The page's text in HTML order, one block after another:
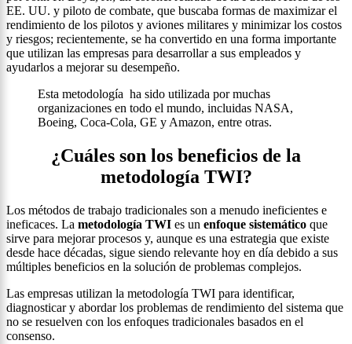
EE. UU. y piloto de combate, que buscaba formas de maximizar el
rendimiento de los pilotos y aviones militares y minimizar los costos
y riesgos; recientemente, se ha convertido en una forma importante
que utilizan las empresas para desarrollar a sus empleados y
ayudarlos a mejorar su desempeño.
Esta metodología ha sido utilizada por muchas
organizaciones en todo el mundo, incluidas NASA,
Boeing, Coca-Cola, GE y Amazon, entre otras.
¿Cuáles son los beneficios de la
metodología TWI?
Los métodos de trabajo tradicionales son a menudo ineficientes e
ineficaces. La metodología TWI es un enfoque sistemático que
sirve para mejorar procesos y, aunque es una estrategia que existe
desde hace décadas, sigue siendo relevante hoy en día debido a sus
múltiples beneficios en la solución de problemas complejos.
Las empresas utilizan la metodología TWI para identificar,
diagnosticar y abordar los problemas de rendimiento del sistema que
no se resuelven con los enfoques tradicionales basados en el
consenso.